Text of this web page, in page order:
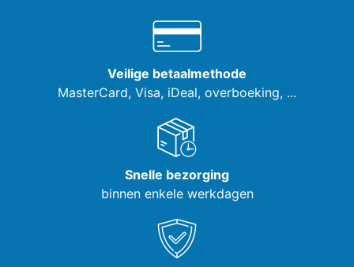
Veilige betaalmethode
MasterCard, Visa, iDeal, overboeking, ...
Snelle bezorging
binnen enkele werkdagen